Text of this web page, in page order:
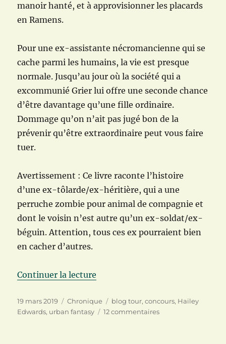
manoir hanté, et à approvisionner les placards
en Ramens.
Pour une ex-assistante nécromancienne qui se
cache parmi les humains, la vie est presque
normale. Jusqu’au jour où la société qui a
excommunié Grier lui offre une seconde chance
d’être davantage qu’une fille ordinaire.
Dommage qu’on n’ait pas jugé bon de la
prévenir qu’être extraordinaire peut vous faire
tuer.
Avertissement : Ce livre raconte l’histoire
d’une ex-tôlarde/ex-héritière, qui a une
perruche zombie pour animal de compagnie et
dont le voisin n’est autre qu’un ex-soldat/ex-
béguin. Attention, tous ces ex pourraient bien
en cacher d’autres.
Continuer la lecture
Publié
le
19 mars 2019 Catégories
Chronique Étiquettes
blog tour,concours, Hailey
Edwards, urban fantasy 12 commentairessur